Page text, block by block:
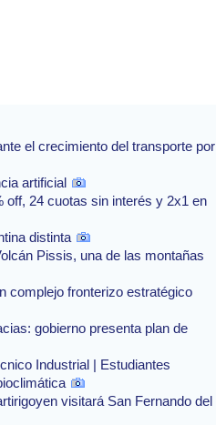
el crecimiento del transporte por
artificial
off, 24 cuotas sin interés y 2x1 en
distinta
Pissis, una de las montañas
complejo fronterizo estratégico
gobierno presenta plan de
Industrial | Estudiantes
visitará San Fernando del